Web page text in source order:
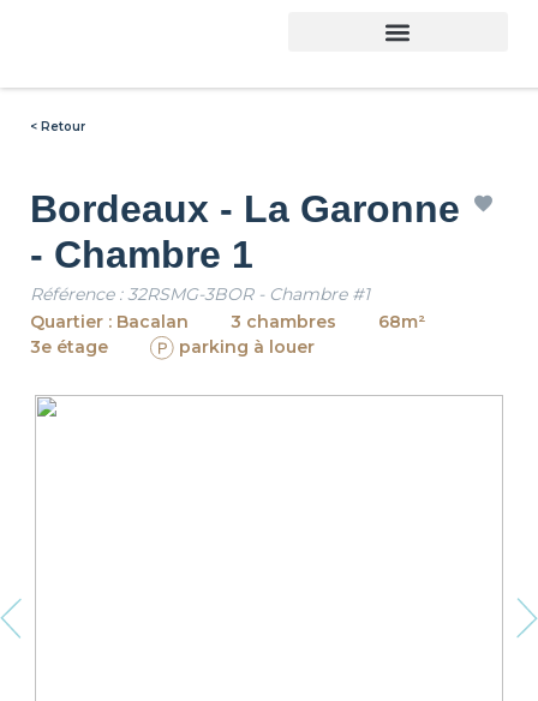
< Retour
Bordeaux - La Garonne
- Chambre 1
Référence : 32RSMG-3BOR - Chambre #1
Quartier : Bacalan
3 chambres
68m²
3e étage
parking à louer